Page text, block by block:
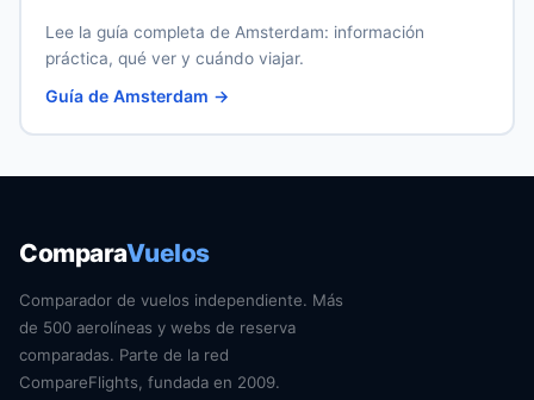
Lee la guía completa de Amsterdam: información
práctica, qué ver y cuándo viajar.
Guía de Amsterdam →
ComparaVuelos
Comparador de vuelos independiente. Más
de 500 aerolíneas y webs de reserva
comparadas. Parte de la red
CompareFlights, fundada en 2009.